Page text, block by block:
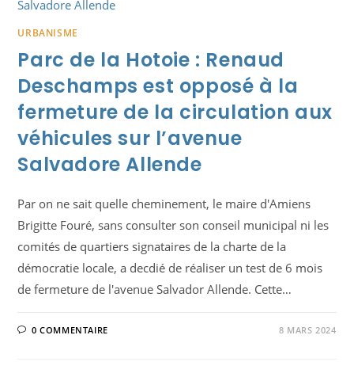
URBANISME
Parc de la Hotoie : Renaud
Deschamps est opposé à la
fermeture de la circulation aux
véhicules sur l’avenue
Salvadore Allende
Par on ne sait quelle cheminement, le maire d'Amiens
Brigitte Fouré, sans consulter son conseil municipal ni les
comités de quartiers signataires de la charte de la
démocratie locale, a decdié de réaliser un test de 6 mois
de fermeture de l'avenue Salvador Allende. Cette…
0 COMMENTAIRE 8 MARS 2024